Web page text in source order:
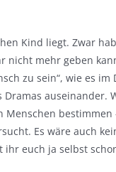
Kind liegt. Zwar
nicht mehr geben
zu sein“, wie es im
auseinander.
Menschen bestimmen
Es wäre auch
ihr euch ja selbst